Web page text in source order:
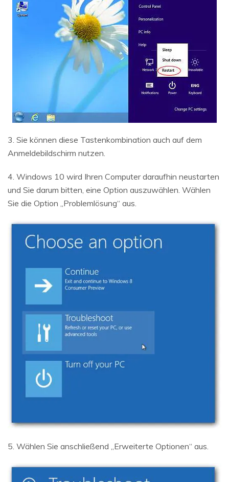
3. Sie können diese Tastenkombination auch auf dem
Anmeldebildschirm nutzen.
4. Windows 10 wird Ihren Computer daraufhin neustarten
und Sie darum bitten, eine Option auszuwählen. Wählen
Sie die Option „Problemlösung“ aus.
5. Wählen Sie anschließend „Erweiterte Optionen“ aus.